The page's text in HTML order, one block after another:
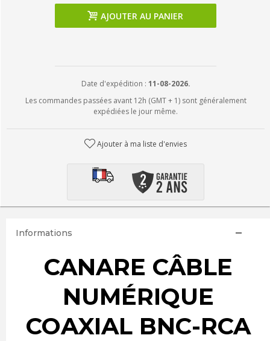
AJOUTER AU PANIER
Date d'expédition : 11-08-2026.
Les commandes passées avant 12h (GMT + 1) sont généralement
expédiées le jour même.
Ajouter à ma liste d'envies
Informations
CANARE CÂBLE
NUMÉRIQUE
COAXIAL BNC-RCA